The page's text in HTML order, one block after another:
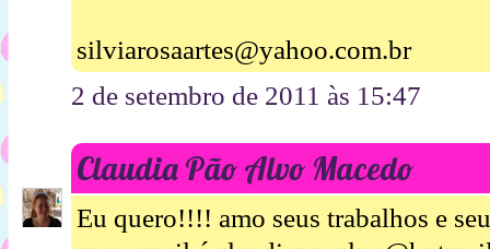
silviarosaartes@yahoo.com.br
2 de setembro de 2011 às 15:47
Claudia Pão Alvo Macedo
Eu quero!!!! amo seus trabalhos e